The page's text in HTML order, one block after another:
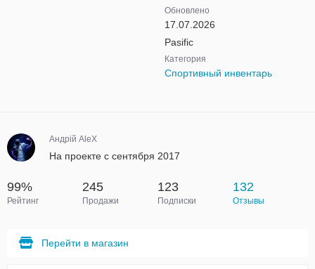
Обновлено
17.07.2026
Pasific
Категория
Спортивный инвентарь
Андрій AleX
На проекте с сентября 2017
99%
Рейтинг
245
Продажи
123
Подписки
132
Отзывы
Перейти в магазин